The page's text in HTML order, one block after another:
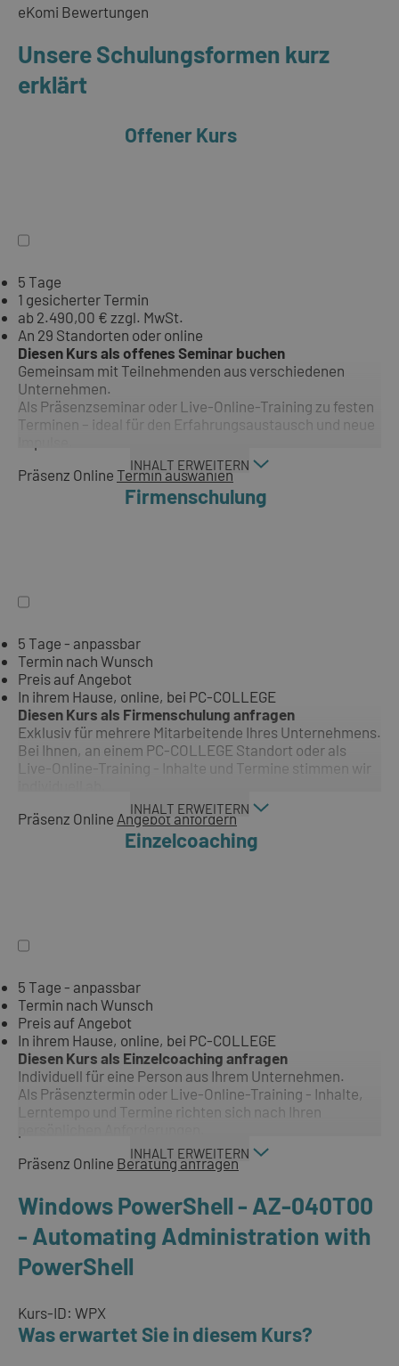
eKomi Bewertungen
Unsere Schulungsformen kurz
erklärt
Offener Kurs
5 Tage
1 gesicherter Termin
ab 2.490,00 € zzgl. MwSt.
An 29 Standorten oder online
Diesen Kurs als offenes Seminar buchen
Gemeinsam mit Teilnehmenden aus verschiedenen
Unternehmen.
Als Präsenzseminar oder Live-Online-Training zu festen
Terminen – ideal für den Erfahrungsaustausch und neue
INHALT ERWEITERN
Präsenz Online Termin auswählen
Firmenschulung
5 Tage - anpassbar
Termin nach Wunsch
Preis auf Angebot
In ihrem Hause, online, bei PC-COLLEGE
Diesen Kurs als Firmenschulung anfragen
Exklusiv für mehrere Mitarbeitende Ihres Unternehmens.
Bei Ihnen, an einem PC-COLLEGE Standort oder als
Live-Online-Training - Inhalte und Termine stimmen wir
INHALT ERWEITERN
Präsenz Online Angebot anfordern
Einzelcoaching
5 Tage - anpassbar
Termin nach Wunsch
Preis auf Angebot
In ihrem Hause, online, bei PC-COLLEGE
Diesen Kurs als Einzelcoaching anfragen
Individuell für eine Person aus Ihrem Unternehmen.
Als Präsenztermin oder Live-Online-Training - Inhalte,
Lerntempo und Termine richten sich nach Ihren
INHALT ERWEITERN
Präsenz Online Beratung anfragen
Windows PowerShell - AZ-040T00
- Automating Administration with
PowerShell
Kurs-ID: WPX
Was erwartet Sie in diesem Kurs?